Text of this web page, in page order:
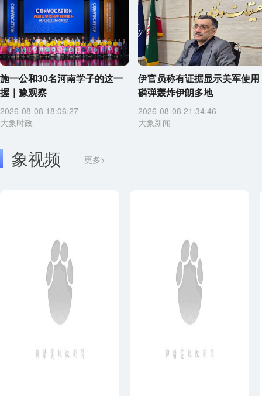
施一公和30名河南学子的这一
握｜豫观察
2026-08-08 18:06:27
大象时政
伊官员称有证据显示美军使用
磷弹轰炸伊朗多地
2026-08-08 21:34:46
大象新闻
象视频 更多>